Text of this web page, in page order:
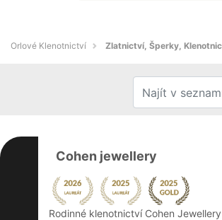
Orlové Klenotnictví Zlatnictví, Šperky,
Cohen jewellery
Rodinné klenotnictví Cohen